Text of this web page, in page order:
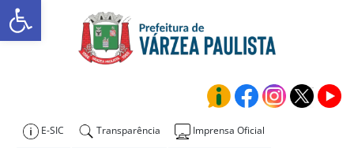
Skip
to
Prefeitura de
E-SIC Transparência Imprensa Oficial